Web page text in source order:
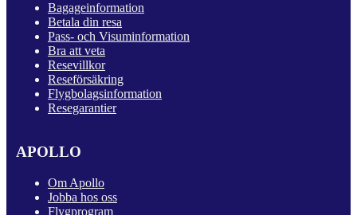
Bagageinformation
Betala din resa
Pass- och Visuminformation
Bra att veta
Resevillkor
Reseförsäkring
Flygbolagsinformation
Resegarantier
APOLLO
Om Apollo
Jobba hos oss
Flygprogram